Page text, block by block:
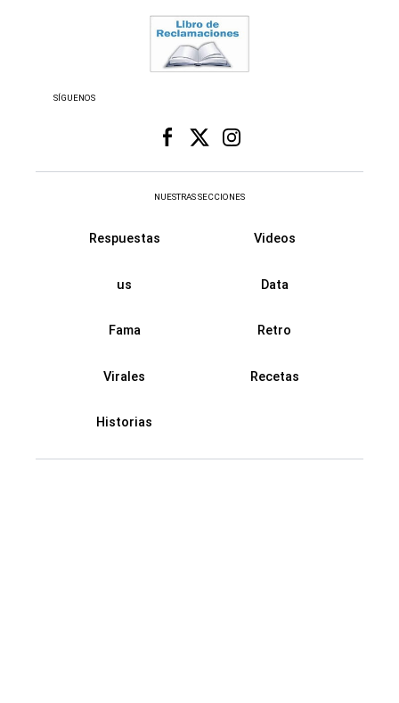
SÍGUENOS
NUESTRAS SECCIONES
Respuestas Videos
us Data
Fama Retro
Virales Recetas
Historias